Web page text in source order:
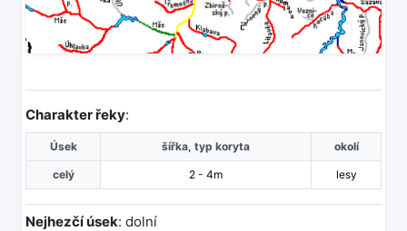
Charakter řeky:
Úsek šířka, typ koryta okolí
celý 2 - 4m lesy
Nejhezčí úsek: dolní